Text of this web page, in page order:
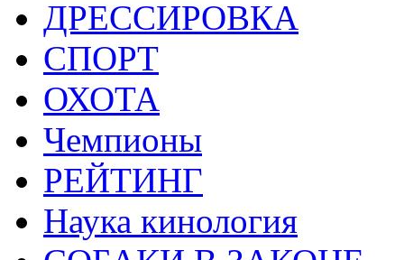
ДРЕССИРОВКА
СПОРТ
ОХОТА
Чемпионы
РЕЙТИНГ
Наука кинология